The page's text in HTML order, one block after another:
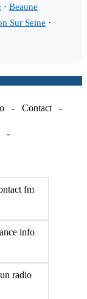
· Beaune
Sur Seine ·
- Contact -
-
fm
info
radio